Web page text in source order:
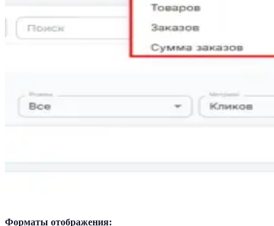
Форматы отображения: